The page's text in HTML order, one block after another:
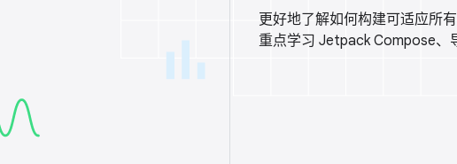
更好地了解如何构建可适应所
重点学习 Jetpack Compose、